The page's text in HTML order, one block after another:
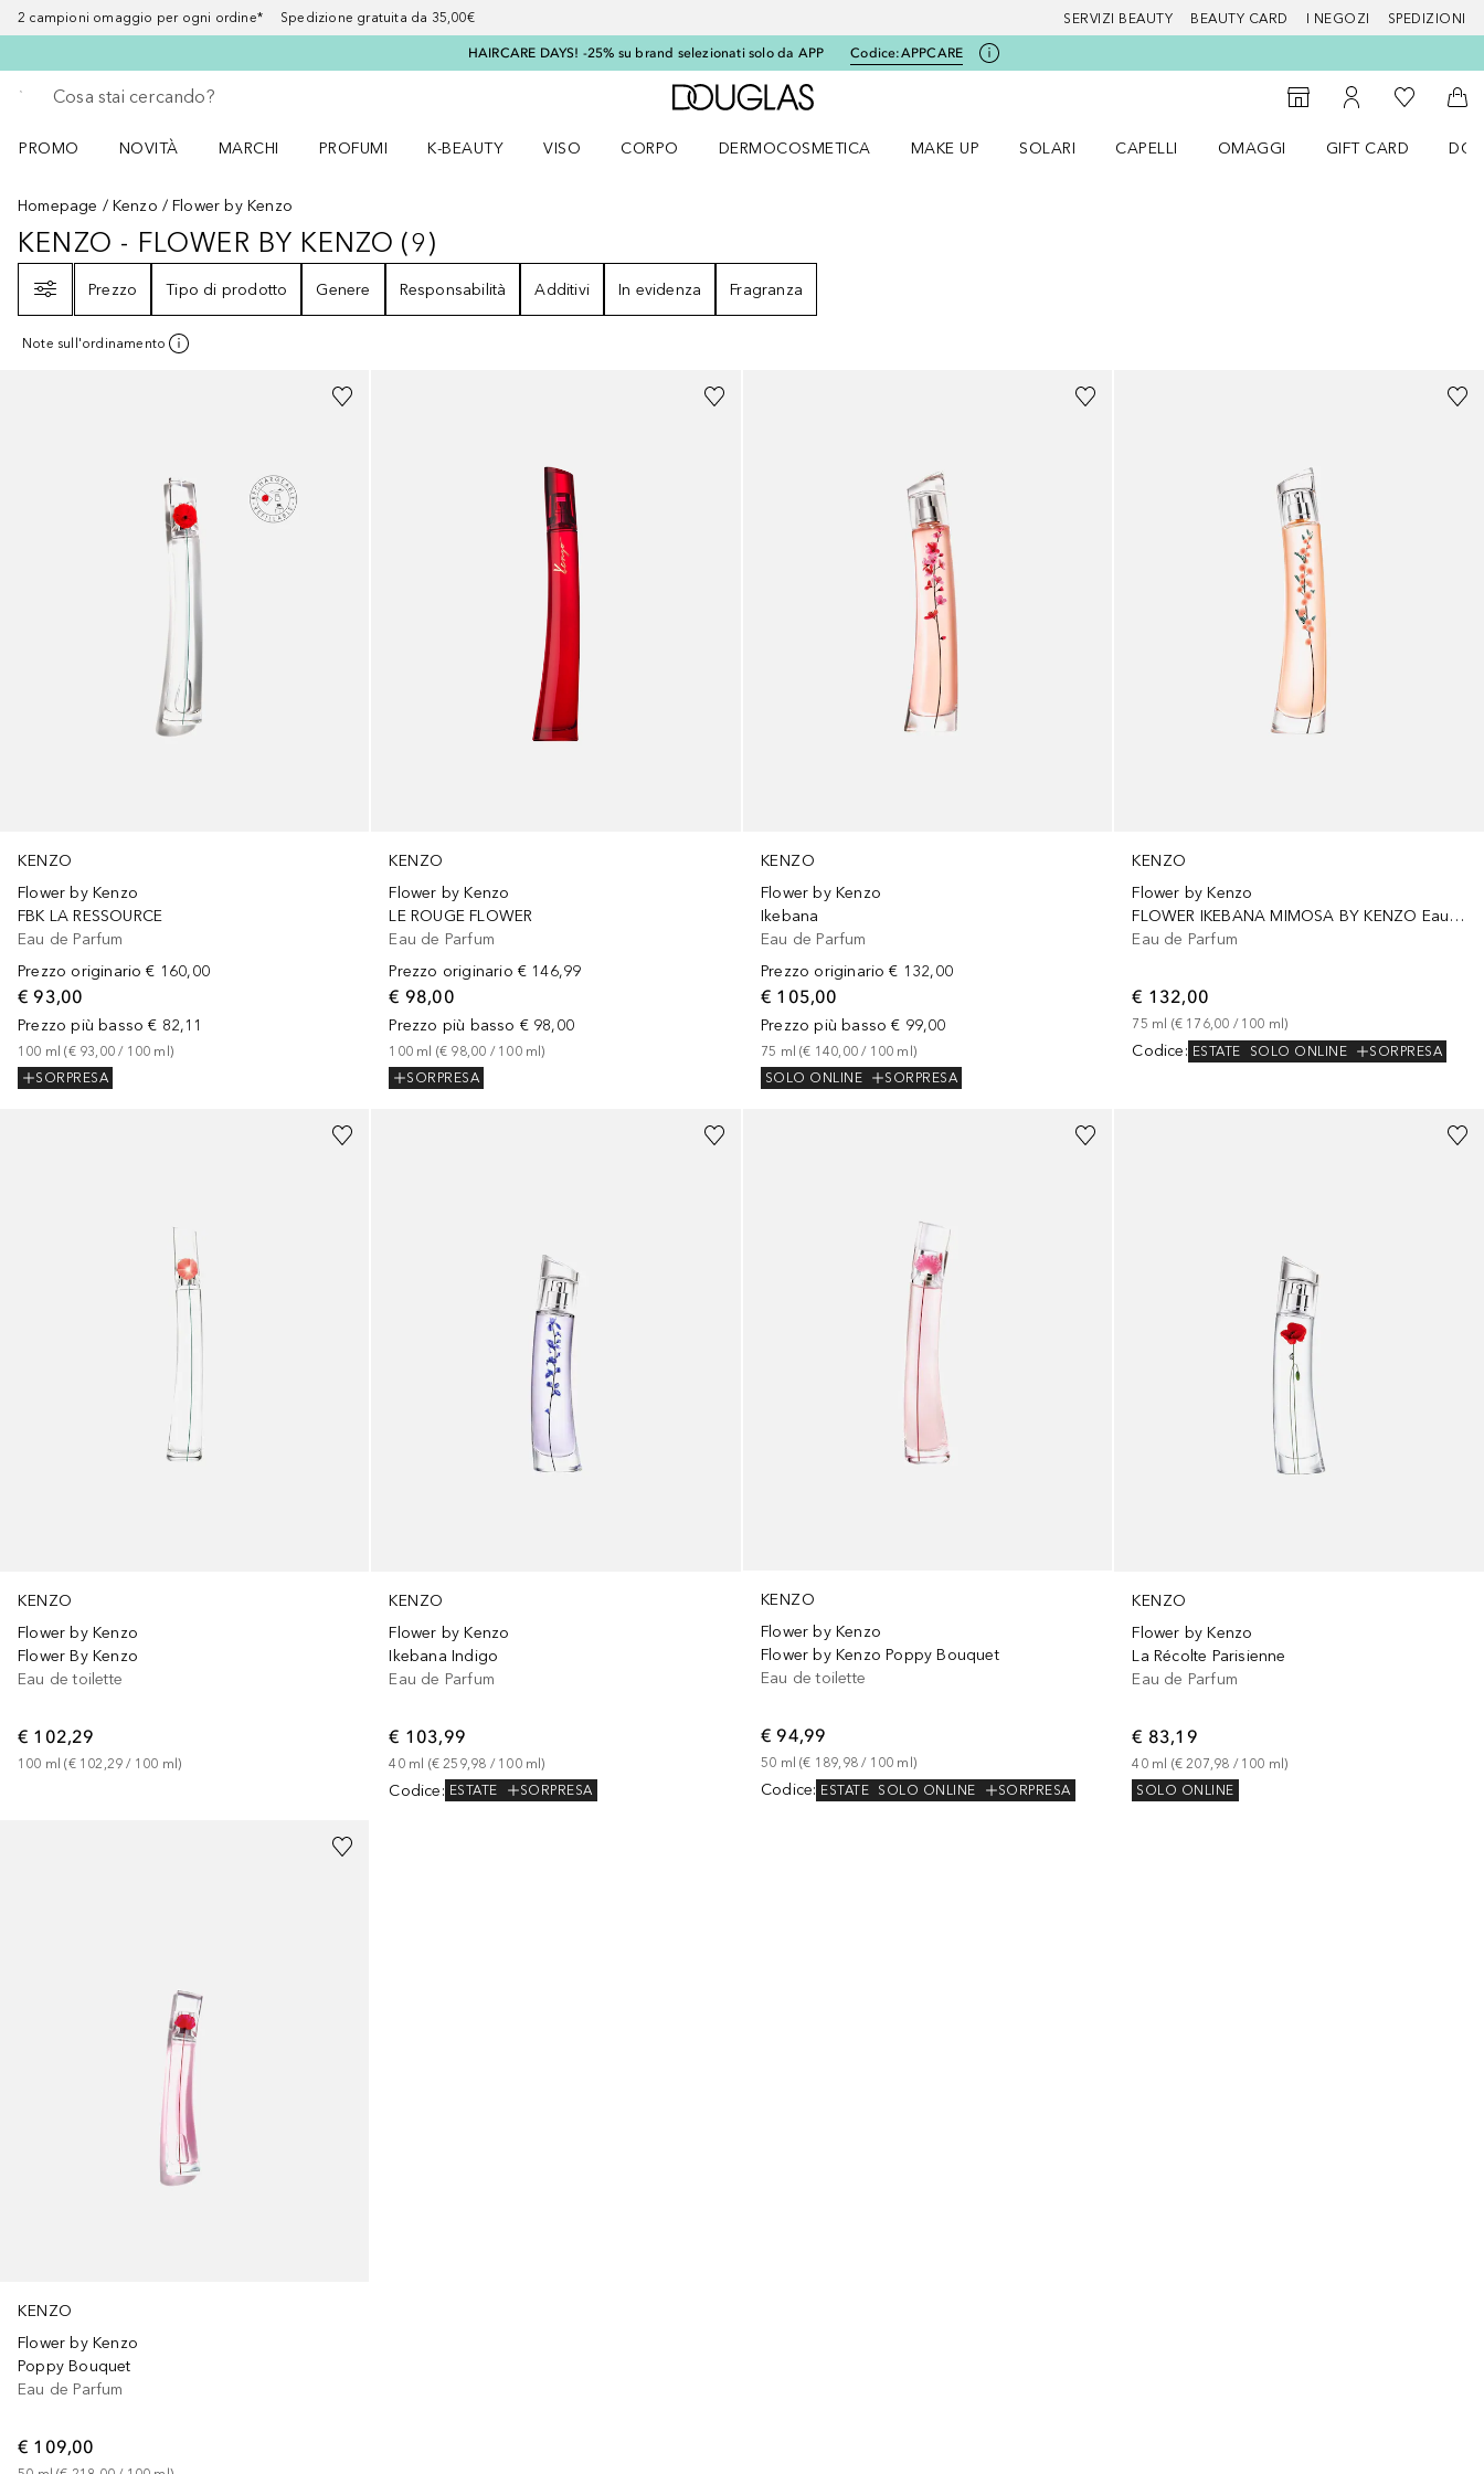
2 campioni omaggio per ogni ordine* Spedizione gratuita da 35,00€ SERVIZI BEAUTY BEAUTY CARD I NEGOZI SPEDIZIONI
HAIRCARE DAYS! -25% su brand selezionati solo da APP Codice:APPCARE
Torna indietro
Esegui ricerca
A Douglas Home
StorefinderAl Mio Account
Alla Mia
Al
PROMO
NOVITÀ
MARCHI
PROFUMI
K-BEAUTY
VISO
CORPO
DERMOCOSMETICA
MAKE UP
SOLARI
CAPELLI
OMAGGI
GIFT CARD
Homepage Kenzo Flower by Kenzo
KENZO - FLOWER BY KENZO9RISULTATI
KENZO - FLOWER BY KENZO (9)
Prezzo
Tipo di prodotto Genere Responsabilità Additivi In evidenza Fragranza
Note sull'ordinamento
KENZO
Flower by Kenzo
FBK LA RESSOURCE
Eau de Parfum
Prezzo originario € 160,00
€ 93,00
Prezzo più basso € 82,11
100 ml (€ 93,00 / 100 ml )
SORPRESA
KENZO
Flower by Kenzo
LE ROUGE FLOWER
Eau de Parfum
Prezzo originario € 146,99
€ 98,00
Prezzo più basso € 98,00
100 ml (€ 98,00 / 100 ml)
SORPRESA
KENZO
Flower by Kenzo
Ikebana
Eau de Parfum
Prezzo originario € 132,00
€ 105,00
Prezzo più basso € 99,00
75 ml (€ 140,00 / 100 ml )
SOLO ONLINE
SORPRESA
KENZO
Flower by Kenzo
FLOWER IKEBANA MIMOSA BY KENZO Eau de Parfum 75 ml
Eau de Parfum
€ 132,00
75 ml (€ 176,00 / 100 ml)
Codice: ESTATE SOLO ONLINE SORPRESA
KENZO
Flower by Kenzo
Flower By Kenzo
Eau de toilette
€ 102,29
100 ml (€ 102,29 / 100 ml)
KENZO
Flower by Kenzo
Ikebana Indigo
Eau de Parfum
€ 103,99
40 ml (€ 259,98 / 100 ml)
Codice: ESTATE SORPRESA
KENZO
Flower by Kenzo
Flower by Kenzo Poppy Bouquet
Eau de toilette
€ 94,99
50 ml (€ 189,98 / 100 ml )
Codice: ESTATE SOLO ONLINE SORPRESA
KENZO
Flower by Kenzo
La Récolte Parisienne
Eau de Parfum
€ 83,19
40 ml (€ 207,98 / 100 ml)
SOLO ONLINE
KENZO
Flower by Kenzo
Poppy Bouquet
Eau de Parfum
€ 109,00